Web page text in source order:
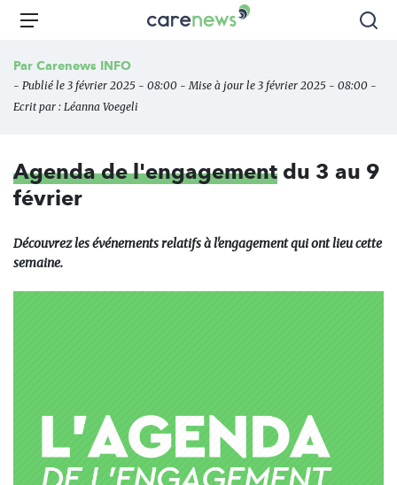
Aller
principal
Carenews,
des
Menu
Par Carenews INFO
- Publié le 3 février 2025 - 08:00 - Mise à jour le 3 février 2025 - 08:00 -
Ecrit par : Léanna Voegeli
Agenda de l'engagement du 3 au 9
février
Découvrez les événements relatifs à l'engagement qui ont lieu cette
semaine.